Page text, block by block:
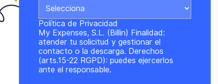
Política de Privacidad
My Expenses, S.L. (Billin) Finalidad:
atender tu solicitud y gestionar el
contacto o la descarga. Derechos
(arts.15-22 RGPD): puedes ejercerlos
ante el responsable.